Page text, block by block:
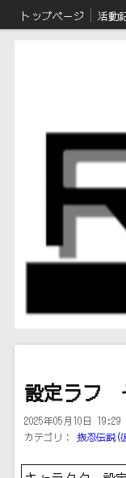
トップページ 活動
設定ラフ
2025年05月10日 19:29
カテゴリ： 抜忍伝説(